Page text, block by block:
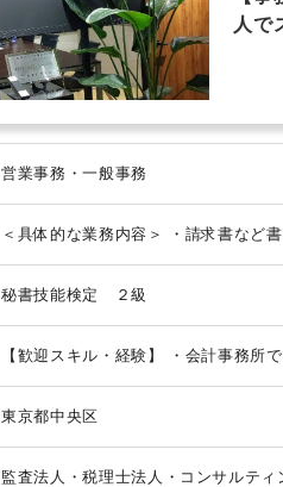
人で
営業事務・一般事務
＜具体的な業務内容＞ ・請求書など
秘書技能検定 ２級
【歓迎スキル・経験】 ・会計事務所
東京都中央区
監査法人・税理士法人・コンサルティ